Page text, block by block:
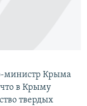
министр Крыма
в Крыму
твердых